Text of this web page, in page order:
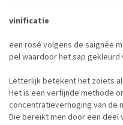
vinificatie
een rosé volgens de saignée
pel waardoor het sap
Letterlijk betekent het zoiets
Het is een verfijnde methode
concentratieverhoging van de
Die bereikt men door een deel